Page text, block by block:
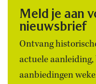
Meld je aan
nieuwsbrief
Ontvang
actuele aanleiding,
aanbiedingen